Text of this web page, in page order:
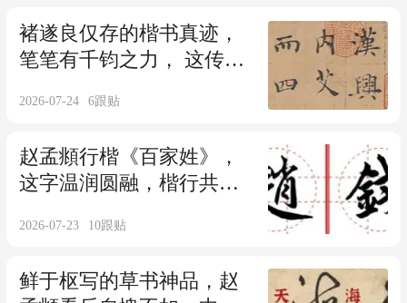
褚遂良仅存的楷书真迹，
笔笔有千钧之力， 这传世
2026-07-24 6跟贴
赵孟頫行楷《百家姓》，
这字温润圆融，楷行共
2026-07-23 10跟贴
鲜于枢写的草书神品，赵